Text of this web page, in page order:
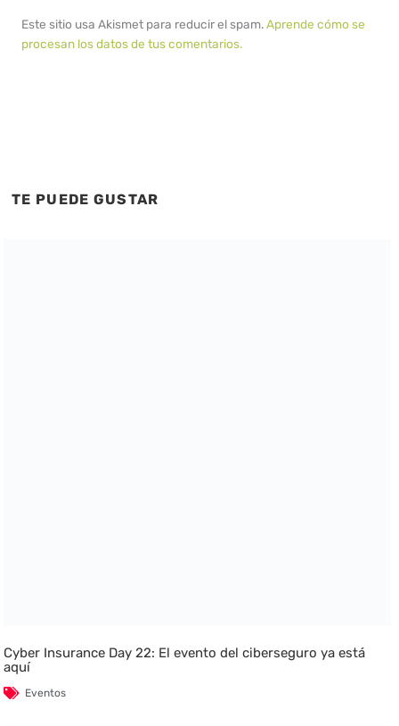
Este sitio usa Akismet para reducir el spam.Aprende cómo se
procesan los datos de tus comentarios.
TE PUEDE GUSTAR
Cyber Insurance Day 22: El evento del ciberseguro ya está
aquí
Eventos